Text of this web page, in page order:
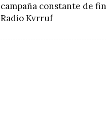
campaña constante de
Radio Kvrruf